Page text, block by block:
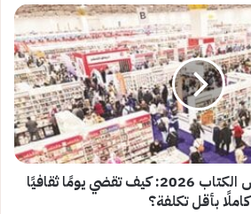
دليل ذكي لزيارة معرض الكتاب 2026: كيف تقضي يومًا ثقافيًا
كاملًا بأقل تكلفة؟